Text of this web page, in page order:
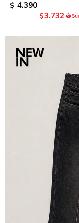
$ 4.390
$3.732